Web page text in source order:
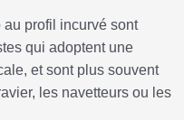
profil incurvé sont
qui adoptent une
et sont plus souvent
les navetteurs ou les